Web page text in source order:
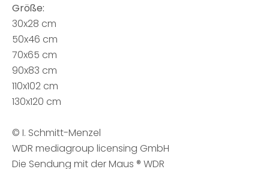
Größe:
30x28 cm
50x46 cm
70x65 cm
90x83 cm
110x102 cm
130x120 cm
© I. Schmitt-Menzel
WDR mediagroup licensing GmbH
Die Sendung mit der Maus ® WDR